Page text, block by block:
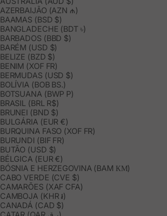
AZERBAIJÃO (AZN ₼)
BAAMAS (BSD $)
BANGLADECHE (BDT ৳)
BARBADOS (BBD $)
BARÉM (USD $)
BELIZE (BZD $)
BENIM (XOF FR)
BERMUDAS (USD $)
BOLÍVIA (BOB BS.)
BOTSUANA (BWP P)
BRASIL (BRL R$)
BRUNEI (BND $)
BULGÁRIA (EUR €)
BURQUINA FASO (XOF FR)
BURUNDI (BIF FR)
BUTÃO (USD $)
BÉLGICA (EUR €)
BÓSNIA E HERZEGOVINA (BAM КМ)
CABO VERDE (CVE $)
CAMARÕES (XAF CFA)
CAMBOJA (KHR ៛)
CANADÁ (CAD $)